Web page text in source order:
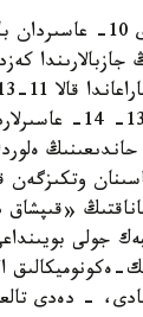
- سىعاناق قالاسىنىڭ
جازبالارىندا
دەشتى- قىپشاق
حاندىعىنىڭ
«قىپشاق
جولى
ەكونوميكالىق
- دەدى